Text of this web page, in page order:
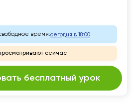
время:сегодня в 18:00
сейчас
бесплатный урок